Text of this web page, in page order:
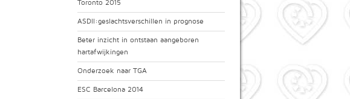
Toronto 2015
ASDII:geslachtsverschillen in prognose
Beter inzicht in ontstaan aangeboren
hartafwijkingen
Onderzoek naar TGA
ESC Barcelona 2014